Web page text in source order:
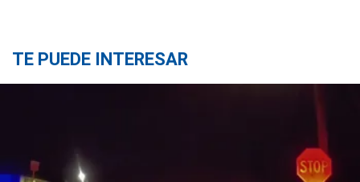
TE PUEDE INTERESAR